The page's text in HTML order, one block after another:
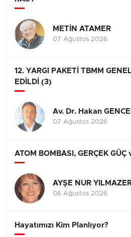
METİN ATAMER
07 Ağustos 2026
12. YARGI PAKETİ TBMM
EDİLDİ (3)
Av. Dr. Hakan
07 Ağustos 2026
ATOM BOMBASI, GERÇEK GÜÇ
AYŞE NUR
06 Ağustos 2026
Hayatımızı Kim Planlıyor?